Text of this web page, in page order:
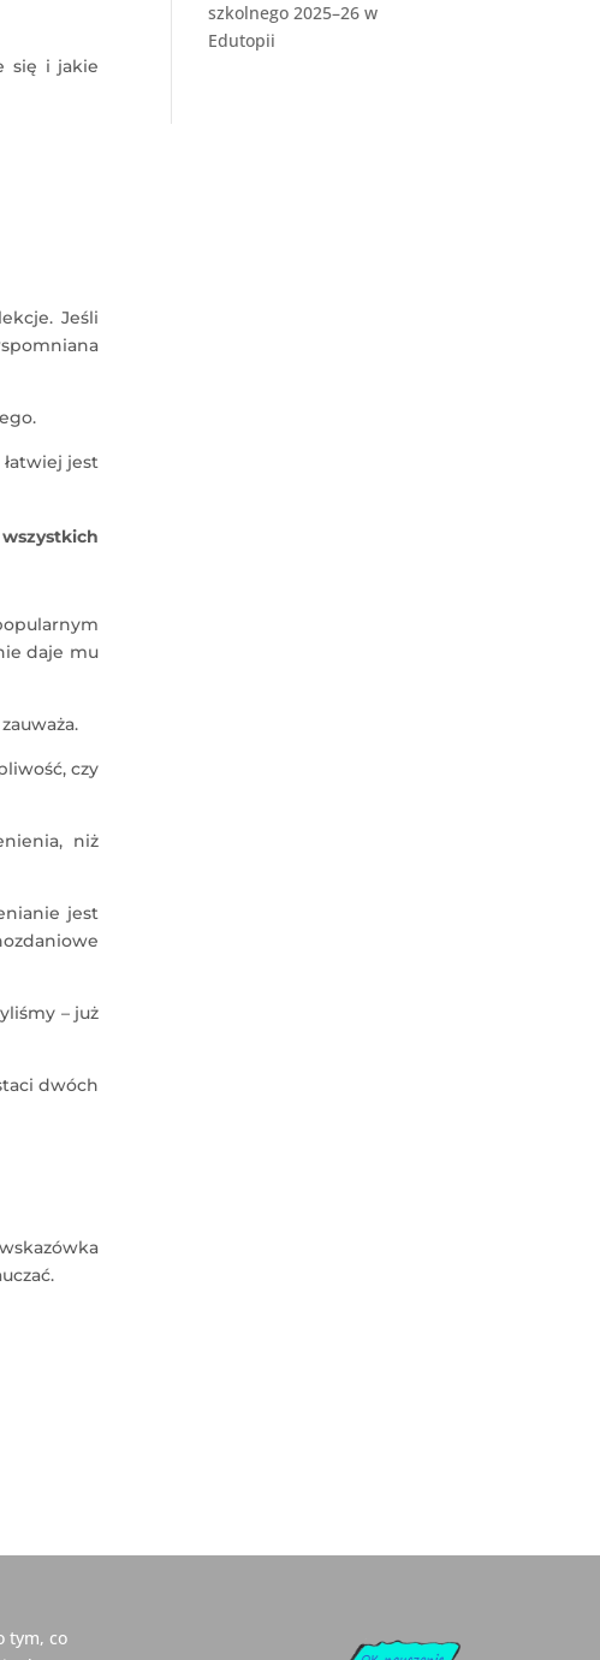
się i jakie
Jeśli
jest
daje mu
czy
niż
jest
– już
dwóch
szkolnego 2025–26 w
Edutopii
tym, co